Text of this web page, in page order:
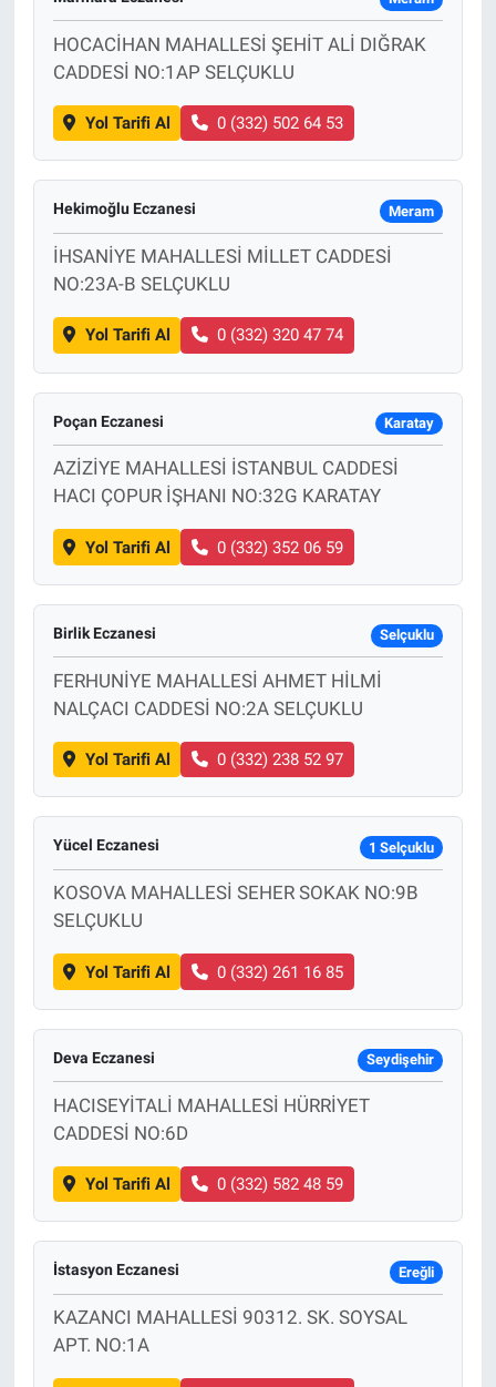
HOCACİHAN MAHALLESİ ŞEHİT ALİ DIĞRAK
CADDESİ NO:1AP SELÇUKLU
Yol Tarifi Al 0 (332) 502 64 53
Hekimoğlu Eczanesi Meram
İHSANİYE MAHALLESİ MİLLET CADDESİ
NO:23A-B SELÇUKLU
Yol Tarifi Al 0 (332) 320 47 74
Poçan Eczanesi Karatay
AZİZİYE MAHALLESİ İSTANBUL CADDESİ
HACI ÇOPUR İŞHANI NO:32G KARATAY
Yol Tarifi Al 0 (332) 352 06 59
Birlik Eczanesi Selçuklu
FERHUNİYE MAHALLESİ AHMET HİLMİ
NALÇACI CADDESİ NO:2A SELÇUKLU
Yol Tarifi Al 0 (332) 238 52 97
Yücel Eczanesi 1 Selçuklu
KOSOVA MAHALLESİ SEHER SOKAK NO:9B
SELÇUKLU
Yol Tarifi Al 0 (332) 261 16 85
Deva Eczanesi Seydişehir
HACISEYİTALİ MAHALLESİ HÜRRİYET
CADDESİ NO:6D
Yol Tarifi Al 0 (332) 582 48 59
İstasyon Eczanesi Ereğli
KAZANCI MAHALLESİ 90312. SK. SOYSAL
APT. NO:1A